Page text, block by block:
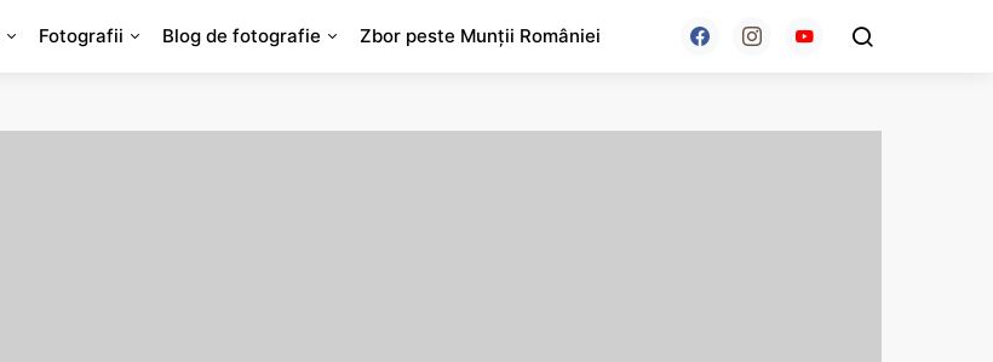
Fotografii Blog de fotografie Zbor peste Munții României